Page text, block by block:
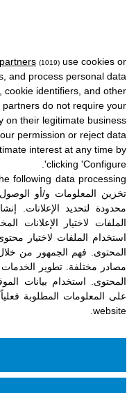
بين القصص,
أن تحمل
(1019) use cookies or
and process personal data
cookie identifiers, and other
do not require your
on their legitimate business
permission or reject data
interest at any time by
clicking 'Configure'.
following data processing:
تخزين المعلومات و/أو
محدودة لتحديد الإعلانات
الملفات لاختيار الإعلانات
استخدام الملفات لاختيار
المحتوى
فهم الجمهور من
مصادر مختلفة
تطوير الخدمات
المحتوى
استخدام بيانات
على المعلومات المطلوبة فعلياً
website.